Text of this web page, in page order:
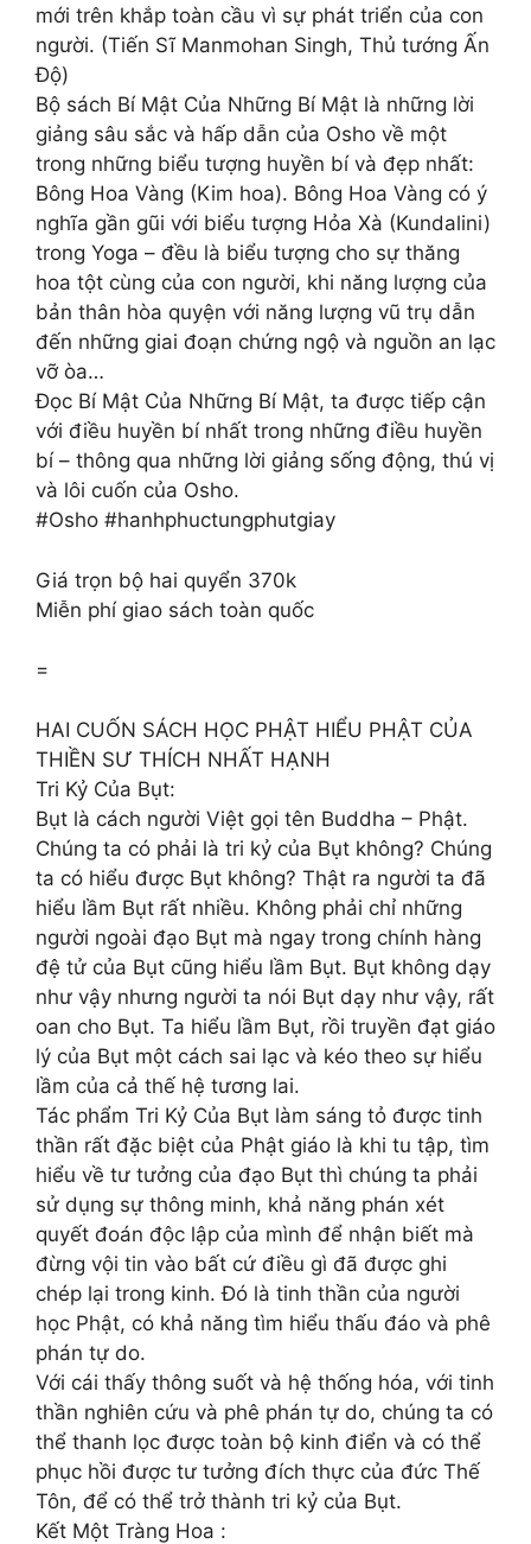
mới trên khắp toàn cầu vì sự phát triển của con
người. (Tiến Sĩ Manmohan Singh, Thủ tướng Ấn
Độ)
Bộ sách Bí Mật Của Những Bí Mật là những lời
giảng sâu sắc và hấp dẫn của Osho về một
trong những biểu tượng huyền bí và đẹp nhất:
Bông Hoa Vàng (Kim hoa). Bông Hoa Vàng có ý
nghĩa gần gũi với biểu tượng Hỏa Xà (Kundalini)
trong Yoga – đều là biểu tượng cho sự thăng
hoa tột cùng của con người, khi năng lượng của
bản thân hòa quyện với năng lượng vũ trụ dẫn
đến những giai đoạn chứng ngộ và nguồn an lạc
vỡ òa…
Đọc Bí Mật Của Những Bí Mật, ta được tiếp cận
với điều huyền bí nhất trong những điều huyền
bí – thông qua những lời giảng sống động, thú vị
và lôi cuốn của Osho.
#Osho #hanhphuctungphutgiay
Giá trọn bộ hai quyển 370k
Miễn phí giao sách toàn quốc
=
HAI CUỐN SÁCH HỌC PHẬT HIỂU PHẬT CỦA
THIỀN SƯ THÍCH NHẤT HẠNH
Tri Kỷ Của Bụt:
Bụt là cách người Việt gọi tên Buddha – Phật.
Chúng ta có phải là tri kỷ của Bụt không? Chúng
ta có hiểu được Bụt không? Thật ra người ta đã
hiểu lầm Bụt rất nhiều. Không phải chỉ những
người ngoài đạo Bụt mà ngay trong chính hàng
đệ tử của Bụt cũng hiểu lầm Bụt. Bụt không dạy
như vậy nhưng người ta nói Bụt dạy như vậy, rất
oan cho Bụt. Ta hiểu lầm Bụt, rồi truyền đạt giáo
lý của Bụt một cách sai lạc và kéo theo sự hiểu
lầm của cả thế hệ tương lai.
Tác phẩm Tri Kỷ Của Bụt làm sáng tỏ được tinh
thần rất đặc biệt của Phật giáo là khi tu tập, tìm
hiểu về tư tưởng của đạo Bụt thì chúng ta phải
sử dụng sự thông minh, khả năng phán xét
quyết đoán độc lập của mình để nhận biết mà
đừng vội tin vào bất cứ điều gì đã được ghi
chép lại trong kinh. Đó là tinh thần của người
học Phật, có khả năng tìm hiểu thấu đáo và phê
phán tự do.
Với cái thấy thông suốt và hệ thống hóa, với tinh
thần nghiên cứu và phê phán tự do, chúng ta có
thể thanh lọc được toàn bộ kinh điển và có thể
phục hồi được tư tưởng đích thực của đức Thế
Tôn, để có thể trở thành tri kỷ của Bụt.
Kết Một Tràng Hoa :